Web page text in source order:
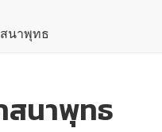
นาพุทธ
สนาพุทธ